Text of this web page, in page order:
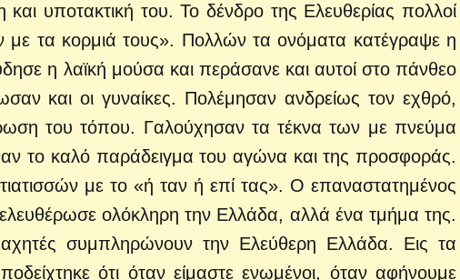
υποτακτική του. Το δένδρο της Ελευθερίας πολλοί
με τα κορμιά τους». Πολλών τα ονόματα κατέγραψε η
η λαϊκή μούσα και περάσανε και αυτοί στο πάνθεο
και οι γυναίκες. Πολέμησαν ανδρείως τον εχθρό,
του τόπου. Γαλούχησαν τα τέκνα των με πνεύμα
το καλό παράδειγμα του αγώνα και της προσφοράς.
με το «ή ταν ή επί τας». Ο επαναστατημένος
ολόκληρη την Ελλάδα, αλλά ένα τμήμα της.
συμπληρώνουν την Ελεύθερη Ελλάδα. Εις τα
ότι όταν είμαστε ενωμένοι, όταν αφήνουμε